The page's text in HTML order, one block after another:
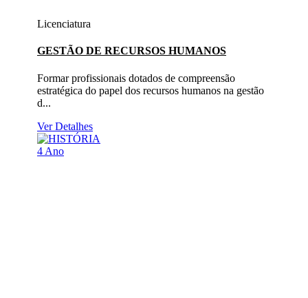
Licenciatura
GESTÃO DE RECURSOS HUMANOS
Formar profissionais dotados de compreensão
estratégica do papel dos recursos humanos na gestão
d...
Ver Detalhes
4 Ano